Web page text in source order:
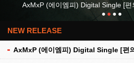
AxMxP (에이엠피) Digital Single [
NEW RELEASE
AxMxP (에이엠피) Digital Single [편